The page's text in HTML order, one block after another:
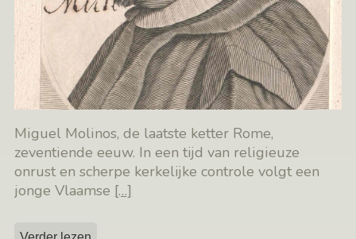
Miguel Molinos, de laatste ketter Rome,
zeventiende eeuw. In een tijd van religieuze
onrust en scherpe kerkelijke controle volgt een
jonge Vlaamse […]